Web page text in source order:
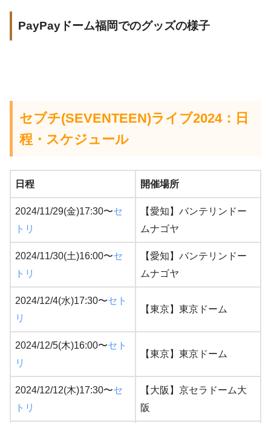
PayPayドーム福岡でのグッズの様子
セブチ(SEVENTEEN)ライブ2024：日
程・スケジュール
日程 開催場所
2024/11/29(金)17:30〜セ
トリ
【愛知】バンテリンドー
ムナゴヤ
2024/11/30(土)16:00〜セ
トリ
【愛知】バンテリンドー
ムナゴヤ
2024/12/4(水)17:30〜セト
リ
【東京】東京ドーム
2024/12/5(木)16:00〜セト
リ
【東京】東京ドーム
2024/12/12(木)17:30〜セ
トリ
【大阪】京セラドーム大
阪